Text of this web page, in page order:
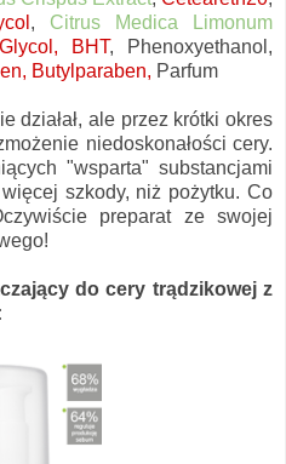
, Citrus Medica Limonum
BHT, Phenoxyethanol,
Butylparaben, Parfum
działał, ale przez krótki okres
niedoskonałości cery.
"wsparta" substancjami
szkody, niż pożytku. Co
preparat ze swojej
do cery trądzikowej z